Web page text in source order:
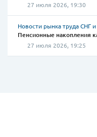
27 июля 2026, 19:30
Новости рынка труда СНГ
Пенсионные накопления
27 июля 2026, 19:25